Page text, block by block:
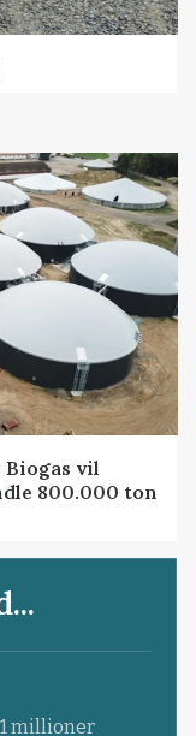
Biogas vil
800.000 ton
millioner